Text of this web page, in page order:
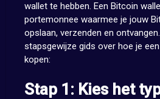
wallet te hebben. Een Bitcoin
portemonnee waarmee je jouw
opslaan, verzenden en
stapsgewijze gids over hoe je
kopen:
Stap 1: Kies het